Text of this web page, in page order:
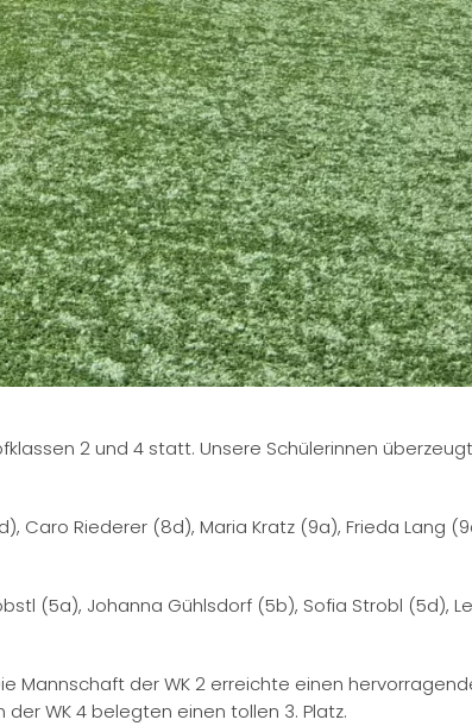
2 und 4 statt. Unsere Schülerinnen
Caro Riederer (8d), Maria Kratz (9a), Frieda Lang
(5a), Johanna Gühlsdorf (5b), Sofia Strobl (5d),
der WK 2 erreichte einen
WK 4 belegten einen tollen 3. Platz.